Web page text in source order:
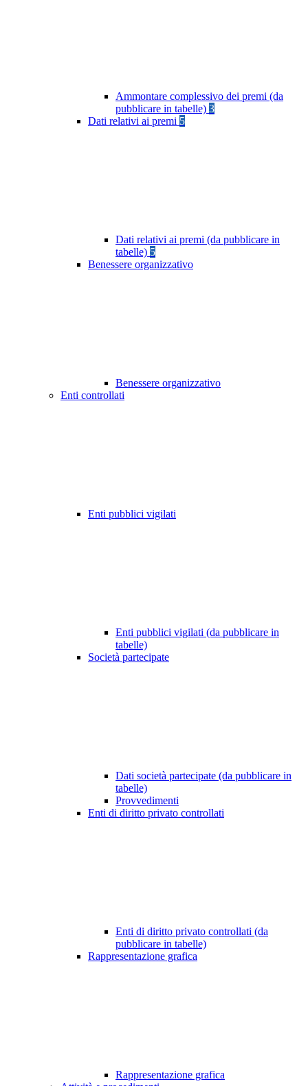
Ammontare complessivo dei premi (da
pubblicare in tabelle) 3
Dati relativi ai premi 5
Dati relativi ai premi (da pubblicare in
tabelle) 5
Benessere organizzativo
Benessere organizzativo
Enti controllati
Enti pubblici vigilati
Enti pubblici vigilati (da pubblicare in
tabelle)
Società partecipate
Dati società partecipate (da pubblicare in
tabelle)
Provvedimenti
Enti di diritto privato controllati
Enti di diritto privato controllati (da
pubblicare in tabelle)
Rappresentazione grafica
Rappresentazione grafica